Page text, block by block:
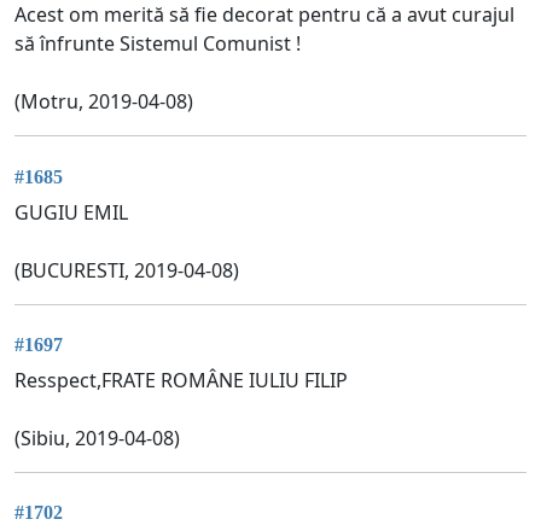
Acest om merită să fie decorat pentru că a avut curajul
să înfrunte Sistemul Comunist !
(Motru, 2019-04-08)
#1685
GUGIU EMIL
(BUCURESTI, 2019-04-08)
#1697
Resspect,FRATE ROMÂNE IULIU FILIP
(Sibiu, 2019-04-08)
#1702